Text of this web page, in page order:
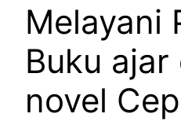
Melayani
Buku ajar
novel